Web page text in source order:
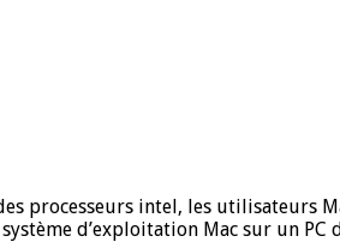
processeurs intel, les utilisateurs
d’exploitation Mac sur un PC